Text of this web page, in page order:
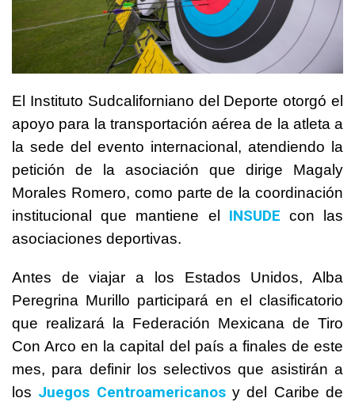
El Instituto Sudcaliforniano del Deporte otorgó el
apoyo para la transportación aérea de la atleta a
la sede del evento internacional, atendiendo la
petición de la asociación que dirige Magaly
Morales Romero, como parte de la coordinación
institucional que mantiene el INSUDE con las
asociaciones deportivas.
Antes de viajar a los Estados Unidos, Alba
Peregrina Murillo participará en el clasificatorio
que realizará la Federación Mexicana de Tiro
Con Arco en la capital del país a finales de este
mes, para definir los selectivos que asistirán a
los Juegos Centroamericanosy del Caribe de